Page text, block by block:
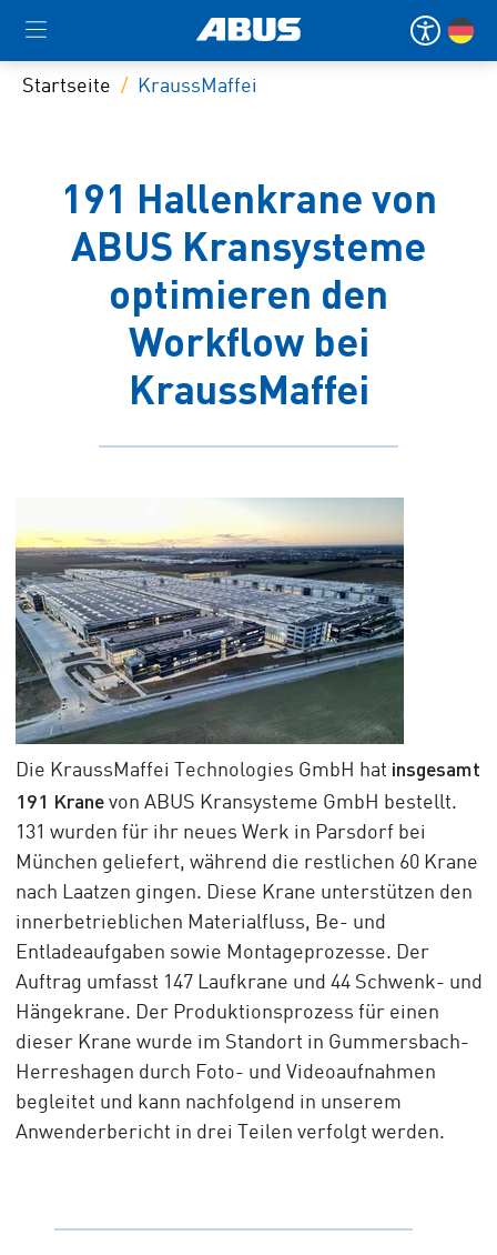
Startseite KraussMaffei
191 Hallenkrane von
ABUS Kransysteme
optimieren den
Workflow bei
KraussMaffei
Die KraussMaffei Technologies GmbH hat insgesamt
191 Kranevon ABUS Kransysteme GmbH bestellt.
131 wurden für ihr neues Werk in Parsdorf bei
München geliefert, während die restlichen 60 Krane
nach Laatzen gingen. Diese Krane unterstützen den
innerbetrieblichen Materialfluss, Be- und
Entladeaufgaben sowie Montageprozesse. Der
Auftrag umfasst 147 Laufkrane und 44 Schwenk- und
Hängekrane. Der Produktionsprozess für einen
dieser Krane wurde im Standort in Gummersbach-
Herreshagen durch Foto- und Videoaufnahmen
begleitet und kann nachfolgend in unserem
Anwenderbericht in drei Teilen verfolgt werden.